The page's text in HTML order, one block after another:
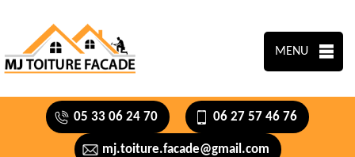
MENU
05 33 06 24 70 06 27 57 46 76
mj.toiture.facade@gmail.com